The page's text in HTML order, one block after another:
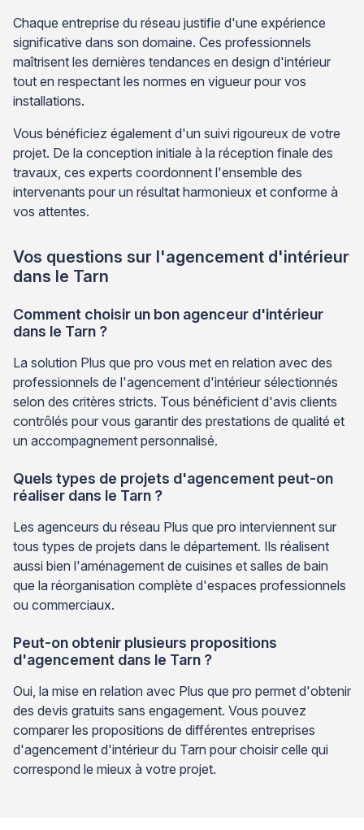
Chaque entreprise du réseau justifie d'une expérience
significative dans son domaine. Ces professionnels
maîtrisent les dernières tendances en design d'intérieur
tout en respectant les normes en vigueur pour vos
installations.
Vous bénéficiez également d'un suivi rigoureux de votre
projet. De la conception initiale à la réception finale des
travaux, ces experts coordonnent l'ensemble des
intervenants pour un résultat harmonieux et conforme à
vos attentes.
Vos questions sur l'agencement d'intérieur
dans le Tarn
Comment choisir un bon agenceur d'intérieur
dans le Tarn ?
La solution Plus que pro vous met en relation avec des
professionnels de l'agencement d'intérieur sélectionnés
selon des critères stricts. Tous bénéficient d'avis clients
contrôlés pour vous garantir des prestations de qualité et
un accompagnement personnalisé.
Quels types de projets d'agencement peut-on
réaliser dans le Tarn ?
Les agenceurs du réseau Plus que pro interviennent sur
tous types de projets dans le département. Ils réalisent
aussi bien l'aménagement de cuisines et salles de bain
que la réorganisation complète d'espaces professionnels
ou commerciaux.
Peut-on obtenir plusieurs propositions
d'agencement dans le Tarn ?
Oui, la mise en relation avec Plus que pro permet d'obtenir
des devis gratuits sans engagement. Vous pouvez
comparer les propositions de différentes entreprises
d'agencement d'intérieur du Tarn pour choisir celle qui
correspond le mieux à votre projet.